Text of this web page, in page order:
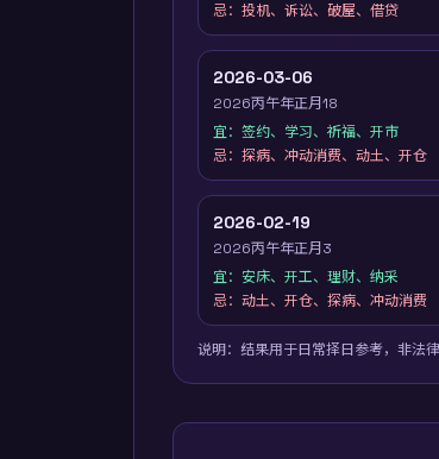
忌： 投机、诉讼、破屋、借贷
2026-03-06
2026丙午年正月18
宜： 签约、学习、祈福、开市
忌： 探病、冲动消费、动土、开仓
2026-02-19
2026丙午年正月3
宜： 安床、开工、理财、纳采
忌： 动土、开仓、探病、冲动消费
说明：结果用于日常择日参考，非法